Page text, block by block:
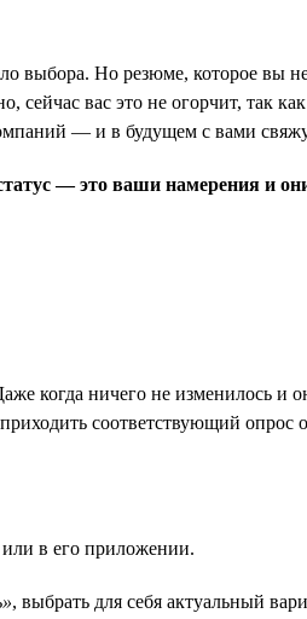
выбора. Но резюме, которое вы
вас это не огорчит, так
— и в будущем с вами
— это ваши намерения и
когда ничего не изменилось и
соответствующий опрос
или в его приложении.
, выбрать для себя актуальный